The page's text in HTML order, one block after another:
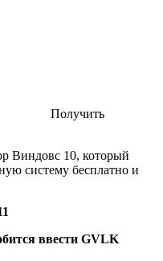
Получить
Виндовс 10, который
систему бесплатно и
ввести GVLK